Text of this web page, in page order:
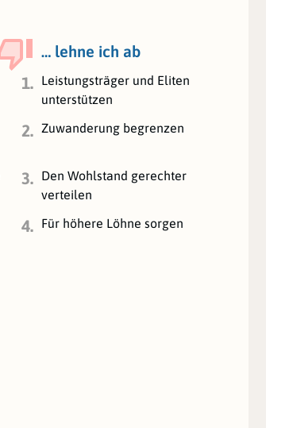
… lehne ich ab
1.
Leistungsträger und Eliten
unterstützen
2. Zuwanderung begrenzen
3.
Den Wohlstand gerechter
verteilen
4. Für höhere Löhne sorgen